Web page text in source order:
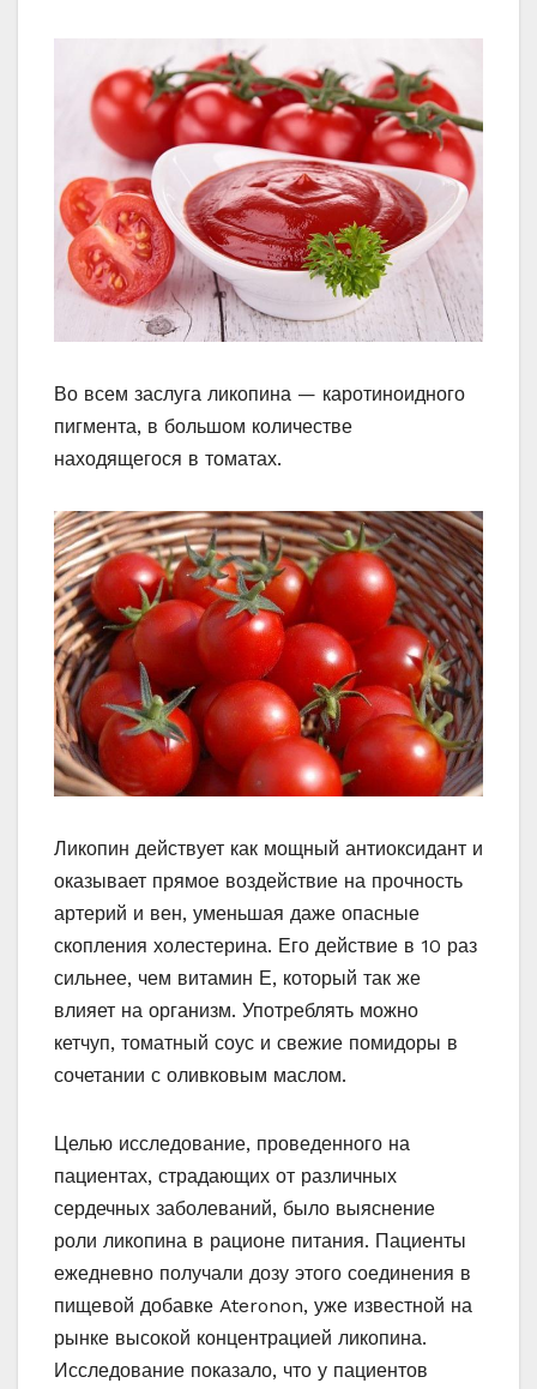
Во всем заслуга ликопина — каротиноидного
пигмента, в большом количестве
находящегося в томатах.
Ликопин действует как мощный антиоксидант и
оказывает прямое воздействие на прочность
артерий и вен, уменьшая даже опасные
скопления холестерина. Его действие в 10 раз
сильнее, чем витамин Е, который так же
влияет на организм. Употреблять можно
кетчуп, томатный соус и свежие помидоры в
сочетании с оливковым маслом.
Целью исследование, проведенного на
пациентах, страдающих от различных
сердечных заболеваний, было выяснение
роли ликопина в рационе питания. Пациенты
ежедневно получали дозу этого соединения в
пищевой добавке Ateronon, уже известной на
рынке высокой концентрацией ликопина.
Исследование показало, что у пациентов